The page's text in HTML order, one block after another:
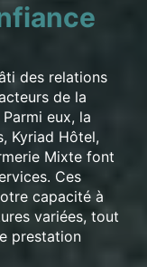
des relations
de la
eux, la
Kyriad Hôtel,
Mixte font
Ces
capacité à
variées, tout
prestation